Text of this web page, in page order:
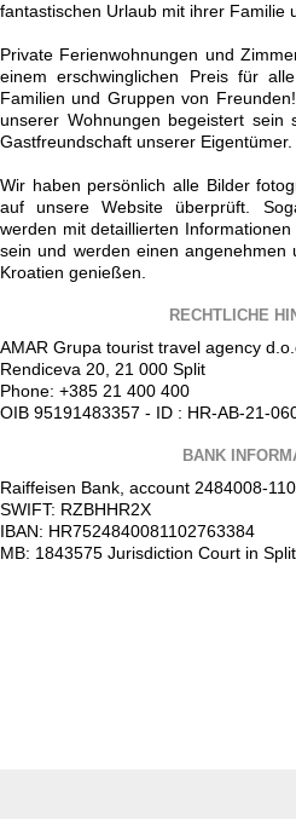
fantastischen Urlaub mit ihrer Familie
Private Ferienwohnungen und
einem erschwinglichen Preis für
Familien und Gruppen von
unserer Wohnungen begeistert sein
Gastfreundschaft unserer Eigentümer.
Wir haben persönlich alle Bilder
auf unsere Website überprüft.
werden mit detaillierten
sein und werden einen angenehmen
Kroatien genießen.
RECHTLICHE
AMAR Grupa tourist travel agency
Rendiceva 20, 21 000 Split
Phone: +385 21 400 400
OIB 95191483357 - ID : HR-AB-21-
BANK
Raiffeisen Bank, account 2484008-
SWIFT: RZBHHR2X
IBAN: HR7524840081102763384
MB: 1843575 Jurisdiction Court in